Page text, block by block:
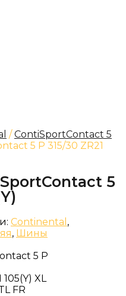
/ContiSportContact 5
5 P 315/30 ZR21
5
Continental ,
, Шины
5 P
105(Y) XL
FR